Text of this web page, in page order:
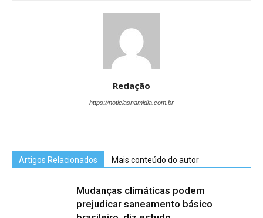
Redação
https://noticiasnamidia.com.br
Artigos Relacionados Mais conteúdo do autor
Mudanças climáticas podem
prejudicar saneamento básico